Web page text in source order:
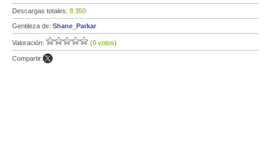
Descargas totales: 8 350
Gentileza de: Shane_Parkar
Valoración: (0 votos)
Compartir: